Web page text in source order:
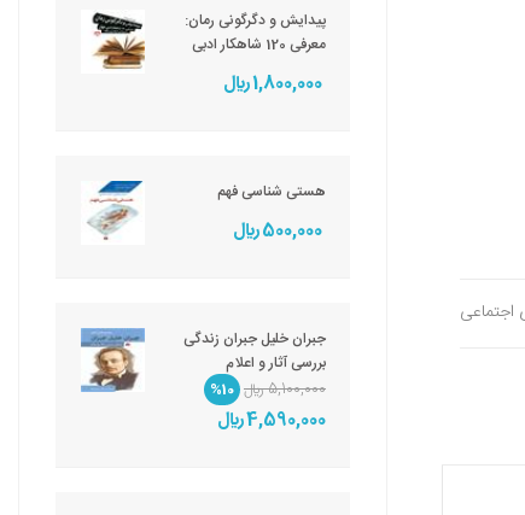
اجتماعی
پیدایش و دگرگونی رمان:
معرفی 120 شاهکار ادبی
1,800,000 ريال
هستی شناسی فهم
500,000 ريال
جبران خلیل جبران زندگی
بررسی آثار و اعلام
5,100,000 ريال
%10
4,590,000 ريال